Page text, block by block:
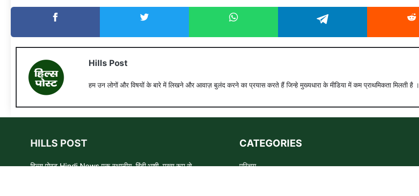
Hills Post
हम उन लोगों और विषयों के बारे में लिखने और आवाज़ बुलंद करने का प्रयास करते हैं जिन्हे मुख्यधारा के मीडिया में कम प्राथमिकता मिलती है ।
HILLS POST
हिल्स पोस्ट Hindi News एक स्थानीय, हिंदी भाषी, मुख्य रूप से
CATEGORIES
परिचय